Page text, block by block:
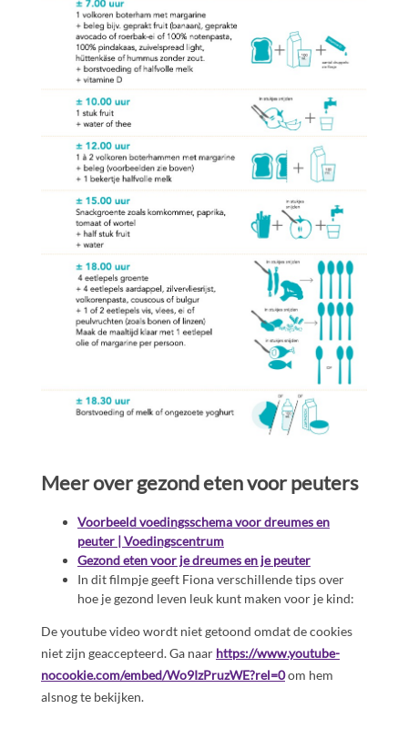
Meer over gezond eten voor peuters
Voorbeeld voedingsschema voor dreumes en
peuter | Voedingscentrum
Gezond eten voor je dreumes en je peuter
In dit filmpje geeft Fiona verschillende tips over
hoe je gezond leven leuk kunt maken voor je kind:
De youtube video wordt niet getoond omdat de cookies
niet zijn geaccepteerd. Ga naar https://www.youtube-
nocookie.com/embed/Wo9IzPruzWE?rel=0om hem
alsnog te bekijken.